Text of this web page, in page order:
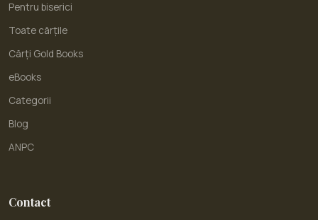
Pentru biserici
Toate cărțile
Cărți Gold Books
eBooks
Categorii
Blog
ANPC
Contact